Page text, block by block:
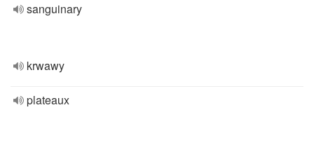
sanguinary
krwawy
plateaux